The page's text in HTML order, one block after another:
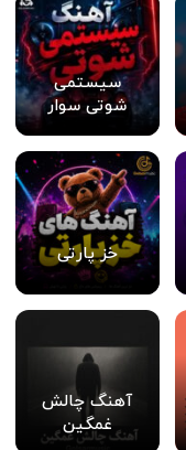
سیستمی
شوتی سوار
خز پارتی
آهنگ چالش
غمگین